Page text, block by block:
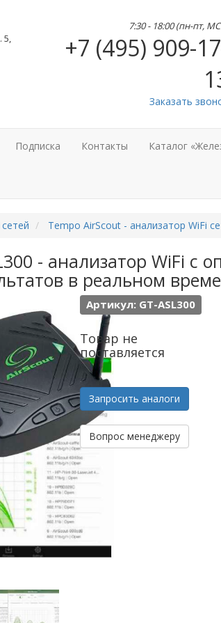
5,
7:30 - 18:00 (пн-пт,
+7 (495) 909-
Заказать
Подписка Контакты Каталог
Tempo AirScout - анализатор WiFi
- анализатор WiFi c
в реальном
Артикул: GT-ASL300
Товар не
поставляется
Запросить аналоги
Вопрос менеджеру